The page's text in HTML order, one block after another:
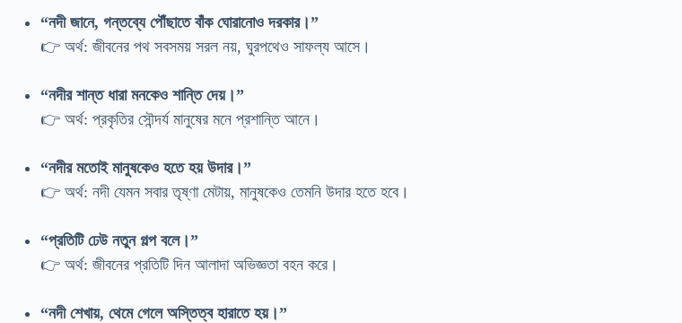
“নদী জানে, গন্তব্যে পৌঁছাতে বাঁক ঘোরানোও দরকার।”
👉 অর্থ: জীবনের পথ সবসময় সরল নয়, ঘুরপথেও সাফল্য আসে।
“নদীর শান্ত ধারা মনকেও শান্তি দেয়।”
👉 অর্থ: প্রকৃতির সৌন্দর্য মানুষের মনে প্রশান্তি আনে।
“নদীর মতোই মানুষকেও হতে হয় উদার।”
👉 অর্থ: নদী যেমন সবার তৃষ্ণা মেটায়, মানুষকেও তেমনি উদার হতে হবে।
“প্রতিটি ঢেউ নতুন গল্প বলে।”
👉 অর্থ: জীবনের প্রতিটি দিন আলাদা অভিজ্ঞতা বহন করে।
“নদী শেখায়, থেমে গেলে অস্তিত্ব হারাতে হয়।”